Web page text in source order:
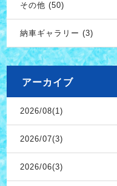
その他 (50)
納車ギャラリー (3)
アーカイブ
2026/08(1)
2026/07(3)
2026/06(3)